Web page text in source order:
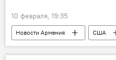
10 февраля, 19:35
Новости Армения США